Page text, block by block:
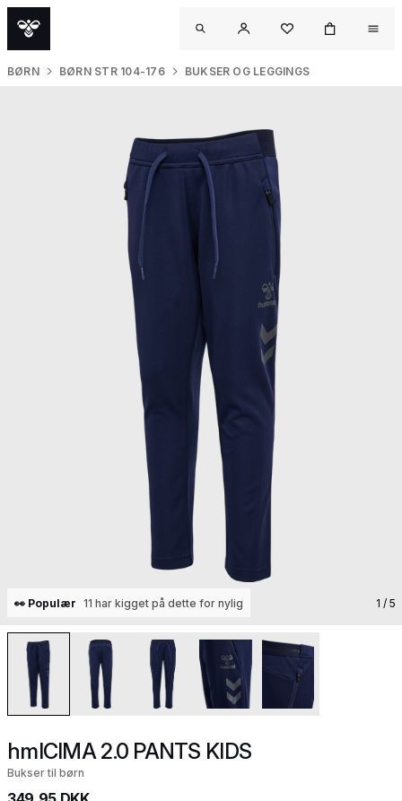
BØRN BØRN STR 104-176 BUKSER OG LEGGINGS
👀 Populær 11 har kigget på dette for nylig 1 / 5
hmlCIMA 2.0 PANTS KIDS
Bukser til børn